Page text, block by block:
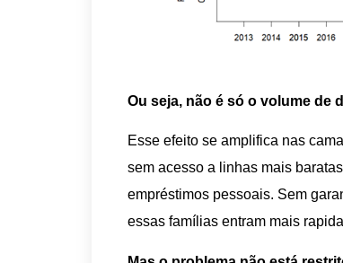
Ou seja, não é só o volume de
Esse efeito se amplifica nas
sem acesso a linhas mais
empréstimos pessoais. Sem
essas famílias entram mais